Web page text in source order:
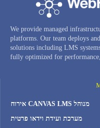
We provide managed
platforms. Our team deploys
solutions including LMS
fully optimized for
אירוח CANVAS LMS מנוהל
מערכת ועידת וידאו פרטית